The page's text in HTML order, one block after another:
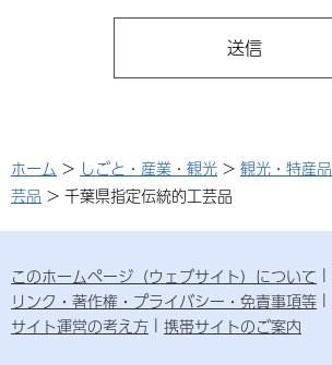
ホーム > しごと・産業・観光 > 観光・特産品
芸品 > 千葉県指定伝統的工芸品
このホームページ（ウェブサイト）について
リンク・著作権・プライバシー・免責事項等
サイト運営の考え方
携帯サイトのご案内